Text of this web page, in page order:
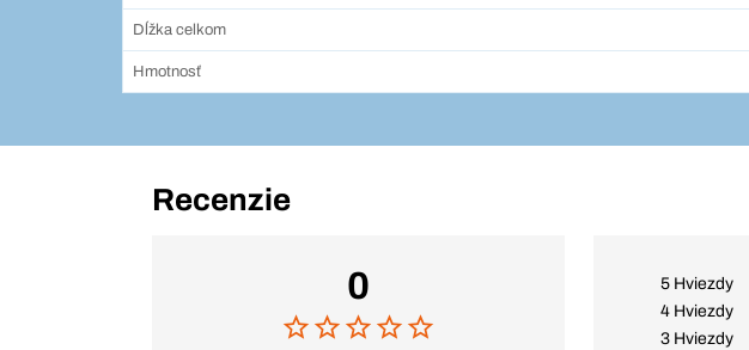
Dĺžka celkom
Hmotnosť
Recenzie
0 5 Hviezdy
4 Hviezdy
3 Hviezdy